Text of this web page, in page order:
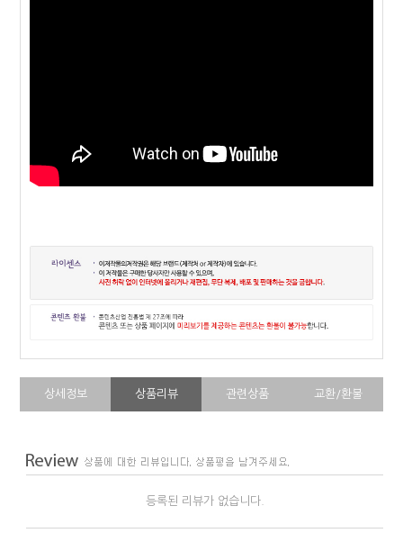
상세정보 상품리뷰 관련상품 교환/환불
등록된 리뷰가 없습니다.